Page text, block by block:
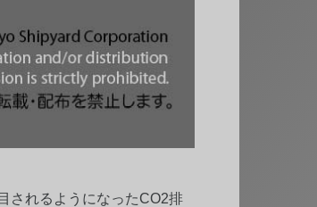
されるようになったCO2排